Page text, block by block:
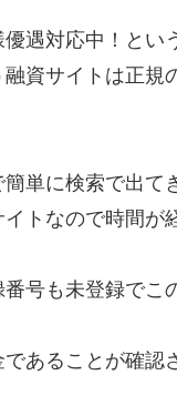
優遇対応中！とい
資サイトは正規
簡単に検索で出て
イトなので時間が
号も未登録でこ
あることが確認